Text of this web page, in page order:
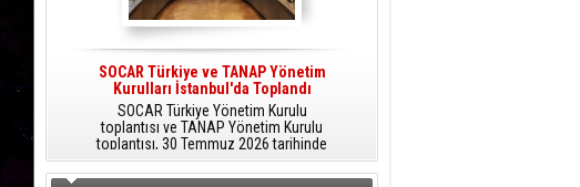
SOCAR Türkiye ve TANAP Yönetim
Kurulları İstanbul'da Toplandı
SOCAR Türkiye Yönetim Kurulu
toplantısı ve TANAP Yönetim Kurulu
toplantısı, 30 Temmuz 2026 tarihinde
İstanbul’da gerçekleştirildi.
hidrojen teknolojileri alanında yenilikçi
projelere öncülük ediyor.